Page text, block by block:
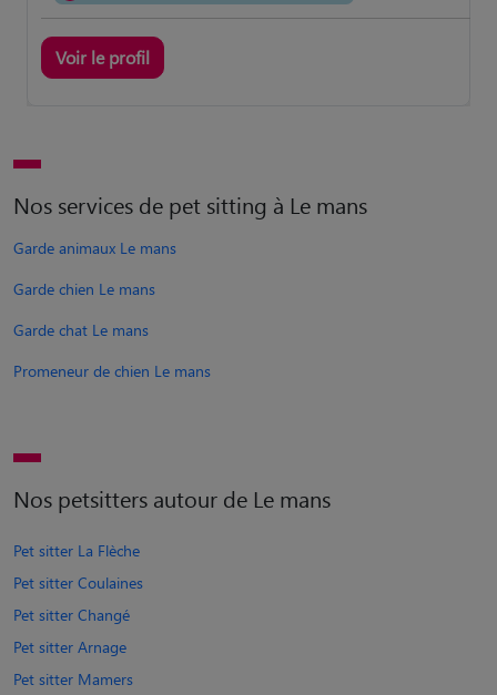
Voir le profil
Nos services de pet sitting à Le mans
Garde animaux Le mans
Garde chien Le mans
Garde chat Le mans
Promeneur de chien Le mans
Nos petsitters autour de Le mans
Pet sitter La Flèche
Pet sitter Coulaines
Pet sitter Changé
Pet sitter Arnage
Pet sitter Mamers